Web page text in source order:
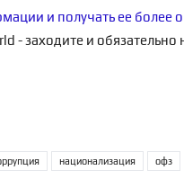
и получать ее более
- заходите и
национализация офз